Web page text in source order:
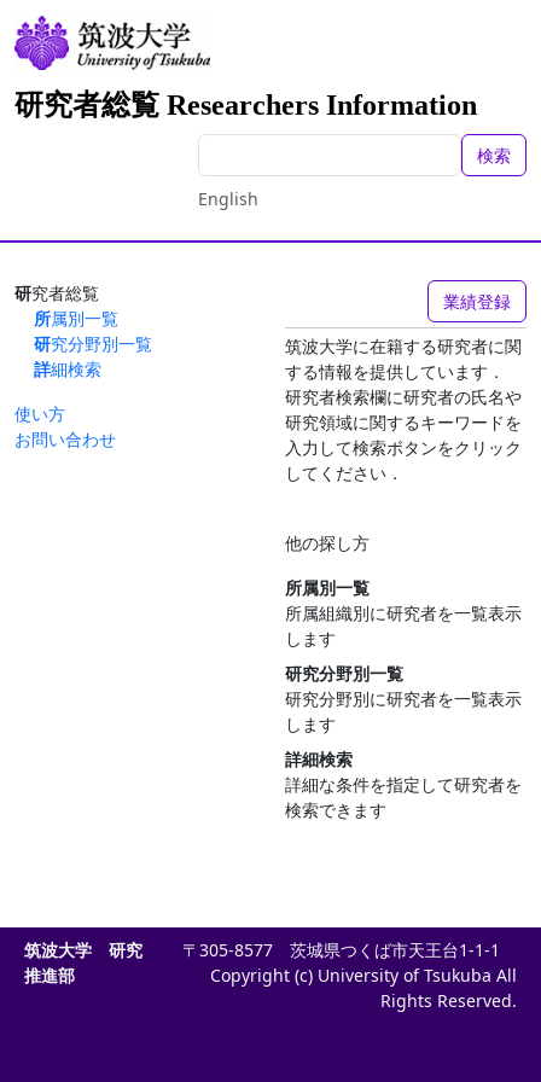
研究者総覧 Researchers Information
検索
English
研究者総覧
所属別一覧
研究分野別一覧
詳細検索
使い方
お問い合わせ
業績登録
筑波大学に在籍する研究者に関
する情報を提供しています．
研究者検索欄に研究者の氏名や
研究領域に関するキーワードを
入力して検索ボタンをクリック
してください．
他の探し方
所属別一覧
所属組織別に研究者を一覧表示
します
研究分野別一覧
研究分野別に研究者を一覧表示
します
詳細検索
詳細な条件を指定して研究者を
検索できます
筑波大学 研究
推進部
〒305-8577 茨城県つくば市天王台1-1-1
Copyright (c) University of Tsukuba All
Rights Reserved.